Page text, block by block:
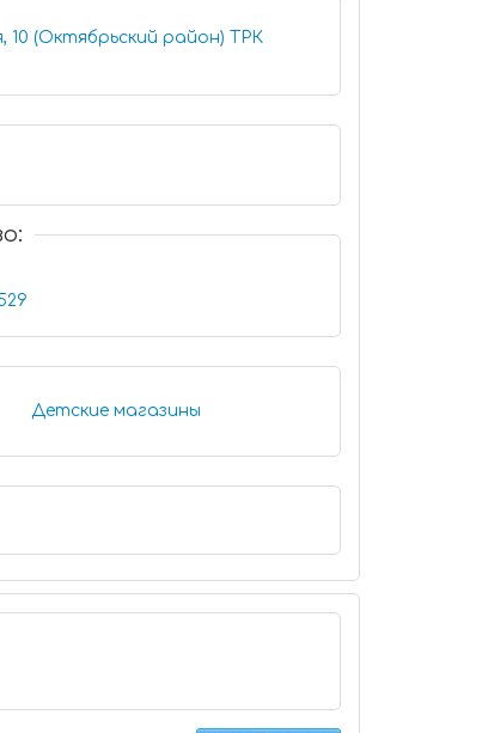
10 (Октябрьский район) ТРК
Детские магазины